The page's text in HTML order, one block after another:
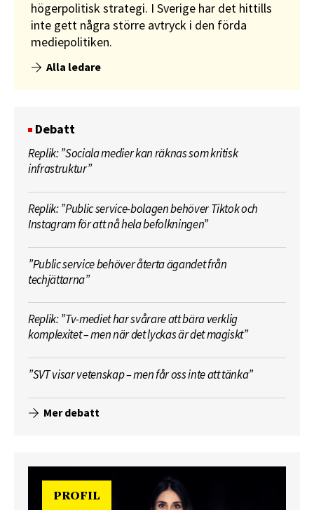
högerpolitisk strategi. I Sverige har det hittills
inte gett några större avtryck i den förda
mediepolitiken.
Alla ledare
Debatt
Replik: ”Sociala medier kan räknas som kritisk
infrastruktur”
Replik: ”Public service-bolagen behöver Tiktok och
Instagram för att nå hela befolkningen”
”Public service behöver återta ägandet från
techjättarna”
Replik: ”Tv-mediet har svårare att bära verklig
komplexitet – men när det lyckas är det magiskt”
”SVT visar vetenskap – men får oss inte att tänka”
Mer debatt
PROFIL